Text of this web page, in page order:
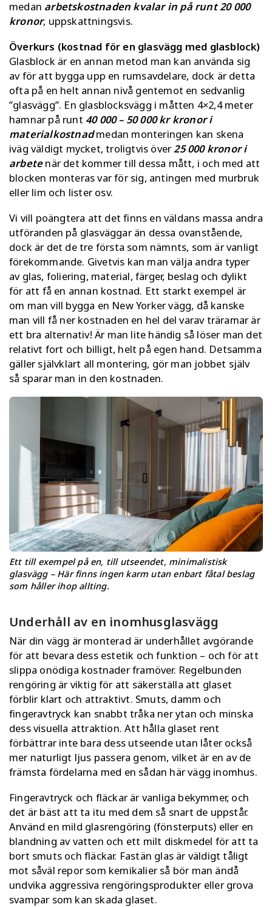
medan arbetskostnaden kvalar in på runt 20 000
kronor, uppskattningsvis.
Överkurs (kostnad för en glasvägg med glasblock)
Glasblock är en annan metod man kan använda sig
av för att bygga upp en rumsavdelare, dock är detta
ofta på en helt annan nivå gentemot en sedvanlig
”glasvägg”. En glasblocksvägg i måtten 4×2,4 meter
hamnar på runt 40 000 – 50 000 kr kronor i
materialkostnadmedan monteringen kan skena
iväg väldigt mycket, troligtvis över25 000 kronor i
arbetenär det kommer till dessa mått, i och med att
blocken monteras var för sig, antingen med murbruk
eller lim och lister osv.
Vi vill poängtera att det finns en väldans massa andra
utföranden på glasväggar än dessa ovanstående,
dock är det de tre första som nämnts, som är vanligt
förekommande. Givetvis kan man välja andra typer
av glas, foliering, material, färger, beslag och dylikt
för att få en annan kostnad. Ett starkt exempel är
om man vill bygga en New Yorker vägg, då kanske
man vill få ner kostnaden en hel del varav träramar är
ett bra alternativ! Är man lite händig så löser man det
relativt fort och billigt, helt på egen hand. Detsamma
gäller självklart all montering, gör man jobbet själv
så sparar man in den kostnaden.
Ett till exempel på en, till utseendet, minimalistisk
glasvägg – Här finns ingen karm utan enbart fåtal beslag
som håller ihop allting.
Underhåll av en inomhusglasvägg
När din vägg är monterad är underhållet avgörande
för att bevara dess estetik och funktion – och för att
slippa onödiga kostnader framöver. Regelbunden
rengöring är viktig för att säkerställa att glaset
förblir klart och attraktivt. Smuts, damm och
fingeravtryck kan snabbt tråka ner ytan och minska
dess visuella attraktion. Att hålla glaset rent
förbättrar inte bara dess utseende utan låter också
mer naturligt ljus passera genom, vilket är en av de
främsta fördelarna med en sådan här vägg inomhus.
Fingeravtryck och fläckar är vanliga bekymmer, och
det är bäst att ta itu med dem så snart de uppstår.
Använd en mild glasrengöring (fönsterputs) eller en
blandning av vatten och ett milt diskmedel för att ta
bort smuts och fläckar. Fastän glas är väldigt tåligt
mot såväl repor som kemikalier så bör man ändå
undvika aggressiva rengöringsprodukter eller grova
svampar som kan skada glaset.